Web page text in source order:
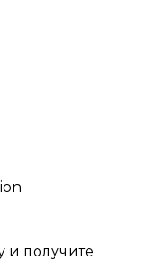
и получите